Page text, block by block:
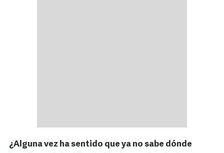
¿Alguna vez ha sentido que ya no sabe dónde